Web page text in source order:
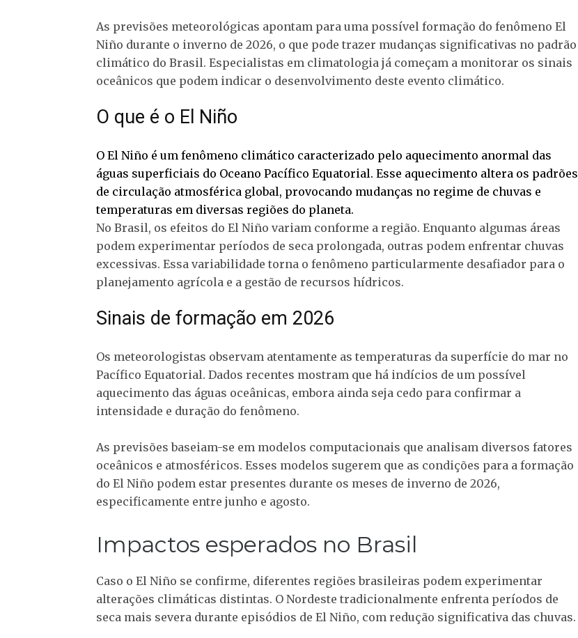
As previsões meteorológicas apontam para uma possível formação do fenômeno El
Niño durante o inverno de 2026, o que pode trazer mudanças significativas no padrão
climático do Brasil. Especialistas em climatologia já começam a monitorar os sinais
oceânicos que podem indicar o desenvolvimento deste evento climático.
O que é o El Niño
O El Niño é um fenômeno climático caracterizado pelo aquecimento anormal das
águas superficiais do Oceano Pacífico Equatorial. Esse aquecimento altera os padrões
de circulação atmosférica global, provocando mudanças no regime de chuvas e
temperaturas em diversas regiões do planeta.
No Brasil, os efeitos do El Niño variam conforme a região. Enquanto algumas áreas
podem experimentar períodos de seca prolongada, outras podem enfrentar chuvas
excessivas. Essa variabilidade torna o fenômeno particularmente desafiador para o
planejamento agrícola e a gestão de recursos hídricos.
Sinais de formação em 2026
Os meteorologistas observam atentamente as temperaturas da superfície do mar no
Pacífico Equatorial. Dados recentes mostram que há indícios de um possível
aquecimento das águas oceânicas, embora ainda seja cedo para confirmar a
intensidade e duração do fenômeno.
As previsões baseiam-se em modelos computacionais que analisam diversos fatores
oceânicos e atmosféricos. Esses modelos sugerem que as condições para a formação
do El Niño podem estar presentes durante os meses de inverno de 2026,
especificamente entre junho e agosto.
Impactos esperados no Brasil
Caso o El Niño se confirme, diferentes regiões brasileiras podem experimentar
alterações climáticas distintas. O Nordeste tradicionalmente enfrenta períodos de
seca mais severa durante episódios de El Niño, com redução significativa das chuvas.